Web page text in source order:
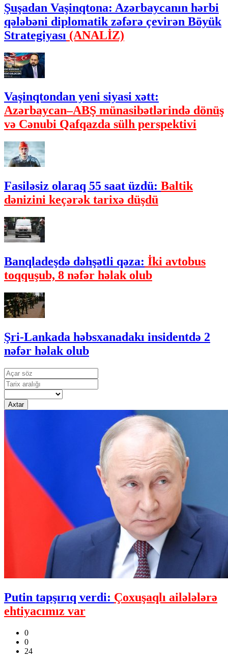
Şuşadan Vaşinqtona: Azərbaycanın hərbi
qələbəni diplomatik zəfərə çevirən Böyük
Strategiyası (ANALİZ)
Vaşinqtondan yeni siyasi xətt:
Azərbaycan–ABŞ münasibətlərində dönüş
və Cənubi Qafqazda sülh perspektivi
Fasiləsiz olaraq 55 saat üzdü: Baltik
dənizini keçərək tarixə düşdü
Banqladeşdə dəhşətli qəza: İki avtobus
toqquşub, 8 nəfər həlak olub
Şri-Lankada həbsxanadakı insidentdə 2
nəfər həlak olub
Axtar
Putin tapşırıq verdi: Çoxuşaqlı ailələlərə
ehtiyacımız var
0
0
24